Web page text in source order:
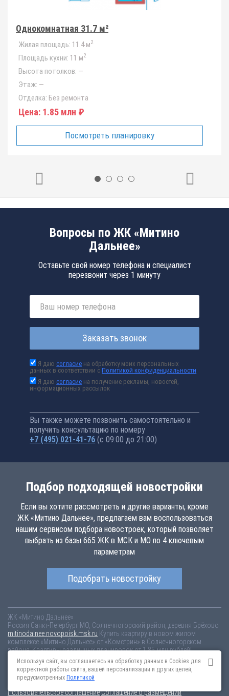
Однокомнатная 31.7 м²
Жилая площадь: 11.4 м2
Площадь кухни: 11 м2
Высота потолков: —
Этаж: —
Отделка: Без ремонта
Цена: 1.85 млн ₽
Посмотреть планировку
Вопросы по ЖК «Митино
Дальнее»
Оставьте свой номер телефона и специалист
перезвонит через 1 минуту
Заказать звонок
Я даюсогласие на обработку моих персональных
данных в соответствии сПолитикой конфиденциальности
Я даюсогласие на получение рекламы, новостей,
информационных рассылок
Вы также можете позвонить самостоятельно и
получить консультацию по номеру
+7 (495) 021-41-76 (с 09:00 до 21:00)
Подбор подходящей новостройки
Если вы хотите рассмотреть и другие варианты, кроме
ЖК «Митино Дальнее», предлагаем вам воспользоваться
нашим сервисом подбора новостроек, который позволяет
выбрать из базы 665 ЖК в МСК и МО по 4 ключевым
параметрам
Подобрать новостройку
ЖК «Митино Дальнее»
Россия Санкт-Петербург МО, Солнечногорский район, деревня Брёхово
mitinodalnee.novopoisk.msk.ru Купить квартиру в новом жилом
комплексе «Митино Дальнее» от «Комстрин» в Солнечногорском
районе. Квартиры различных планировок от 1.85 млн рублей!
Новостройки Санкт-ПетербургаНовостройки Москвы
Информация на сайте взята из открытых источников, не является
Пользовательское соглашениеСоглашение о размещении
Используя сайт, вы соглашаетесь на обработку данных в Cookies для
корректной работы сайта, вашей персонализации и других целей,
предусмотренных Политикой